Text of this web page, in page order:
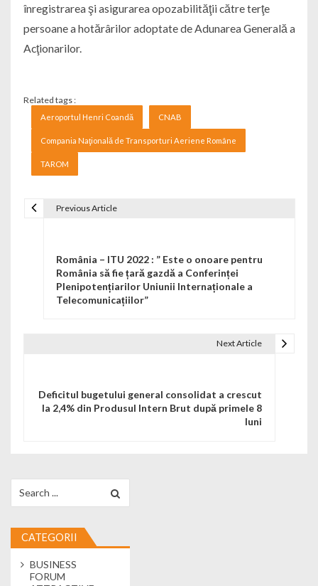
înregistrarea şi asigurarea opozabilităţii către terţe
persoane a hotărârilor adoptate de Adunarea Generală a
Acţionarilor.
Related tags :
Aeroportul Henri Coandă CNAB
Compania Naţională de Transporturi Aeriene Române
TAROM
Previous Article
România – ITU 2022 : ” Este o onoare pentru
România să fie țară gazdă a Conferinței
Plenipotențiarilor Uniunii Internaționale a
Telecomunicațiilor”
Next Article
Deficitul bugetului general consolidat a crescut
la 2,4% din Produsul Intern Brut după primele 8
luni
CATEGORII
BUSINESS
FORUM